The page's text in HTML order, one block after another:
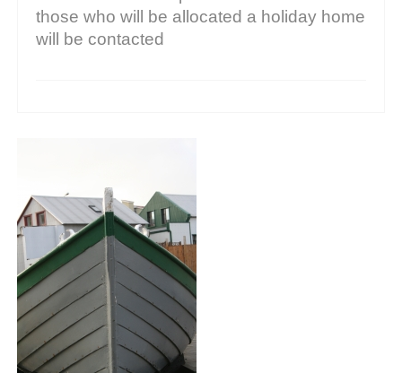
those who will be allocated a holiday home
will be contacted